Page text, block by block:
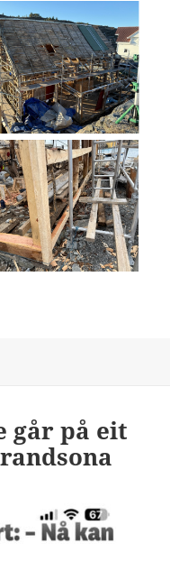
går på eit